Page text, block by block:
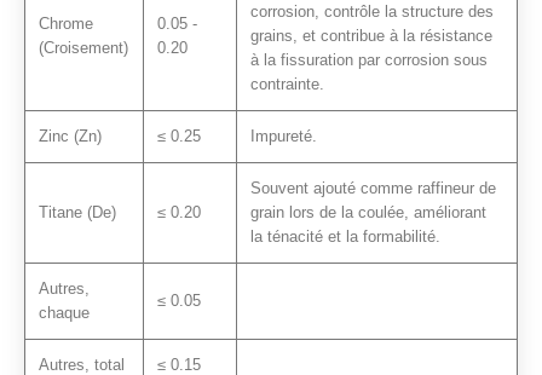
Chrome
(Croisement)
0.05 -
0.20
corrosion, contrôle la structure des
grains, et contribue à la résistance
à la fissuration par corrosion sous
contrainte.
Zinc (Zn) ≤ 0.25 Impureté.
Titane (De) ≤ 0.20
Souvent ajouté comme raffineur de
grain lors de la coulée, améliorant
la ténacité et la formabilité.
Autres,
chaque
≤ 0.05
Autres, total ≤ 0.15